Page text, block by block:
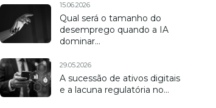
15.06.2026
Qual será o tamanho do
desemprego quando a IA
dominar…
29.05.2026
A sucessão de ativos digitais
e a lacuna regulatória no…